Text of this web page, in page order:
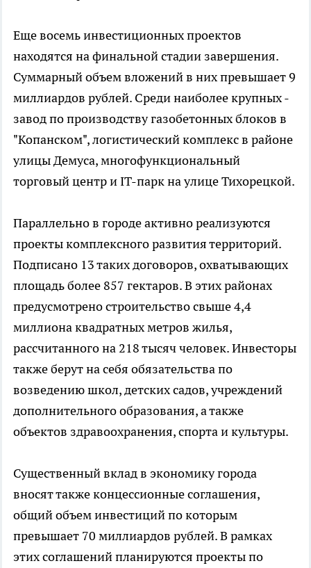
Еще восемь инвестиционных проектов
находятся на финальной стадии завершения.
Суммарный объем вложений в них превышает 9
миллиардов рублей. Среди наиболее крупных -
завод по производству газобетонных блоков в
"Копанском", логистический комплекс в районе
улицы Демуса, многофункциональный
торговый центр и IT-парк на улице Тихорецкой.
Параллельно в городе активно реализуются
проекты комплексного развития территорий.
Подписано 13 таких договоров, охватывающих
площадь более 857 гектаров. В этих районах
предусмотрено строительство свыше 4,4
миллиона квадратных метров жилья,
рассчитанного на 218 тысяч человек. Инвесторы
также берут на себя обязательства по
возведению школ, детских садов, учреждений
дополнительного образования, а также
объектов здравоохранения, спорта и культуры.
Существенный вклад в экономику города
вносят также концессионные соглашения,
общий объем инвестиций по которым
превышает 70 миллиардов рублей. В рамках
этих соглашений планируются проекты по